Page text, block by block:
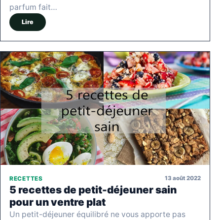
parfum fait…
Lire
RECETTES 13 août 2022
5 recettes de petit-déjeuner sain
pour un ventre plat
Un petit-déjeuner équilibré ne vous apporte pas